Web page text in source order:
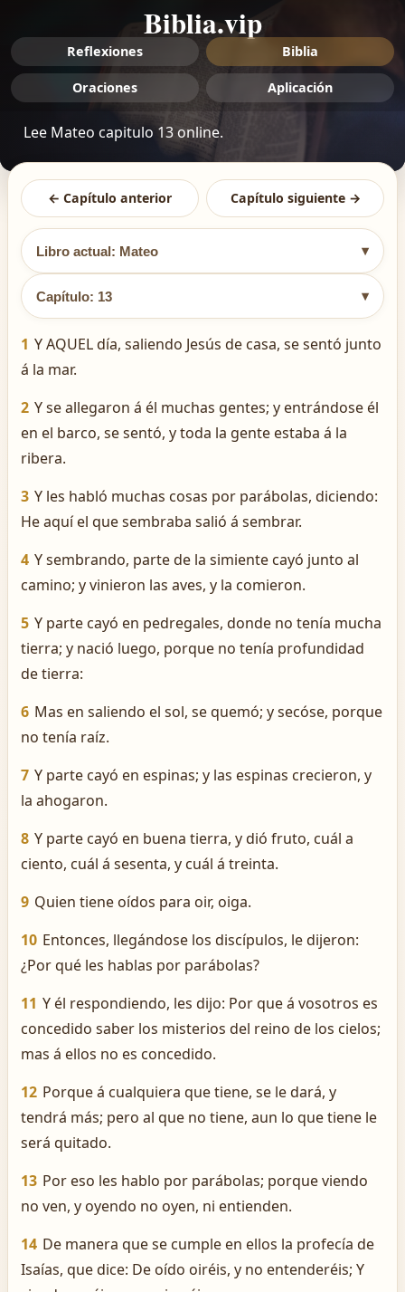
Biblia.vip
Reflexiones Biblia
Oraciones Aplicación
Lee Mateo capitulo 13 online.
← Capítulo anterior Capítulo siguiente →
Libro actual: Mateo ▾
Capítulo: 13 ▾
1 Y AQUEL día, saliendo Jesús de casa, se sentó junto
á la mar.
2 Y se allegaron á él muchas gentes; y entrándose él
en el barco, se sentó, y toda la gente estaba á la
ribera.
3 Y les habló muchas cosas por parábolas, diciendo:
He aquí el que sembraba salió á sembrar.
4 Y sembrando, parte de la simiente cayó junto al
camino; y vinieron las aves, y la comieron.
5 Y parte cayó en pedregales, donde no tenía mucha
tierra; y nació luego, porque no tenía profundidad
de tierra:
6 Mas en saliendo el sol, se quemó; y secóse, porque
no tenía raíz.
7 Y parte cayó en espinas; y las espinas crecieron, y
la ahogaron.
8 Y parte cayó en buena tierra, y dió fruto, cuál a
ciento, cuál á sesenta, y cuál á treinta.
9 Quien tiene oídos para oir, oiga.
10 Entonces, llegándose los discípulos, le dijeron:
¿Por qué les hablas por parábolas?
11 Y él respondiendo, les dijo: Por que á vosotros es
concedido saber los misterios del reino de los cielos;
mas á ellos no es concedido.
12 Porque á cualquiera que tiene, se le dará, y
tendrá más; pero al que no tiene, aun lo que tiene le
será quitado.
13 Por eso les hablo por parábolas; porque viendo
no ven, y oyendo no oyen, ni entienden.
14 De manera que se cumple en ellos la profecía de
Isaías, que dice: De oído oiréis, y no entenderéis; Y